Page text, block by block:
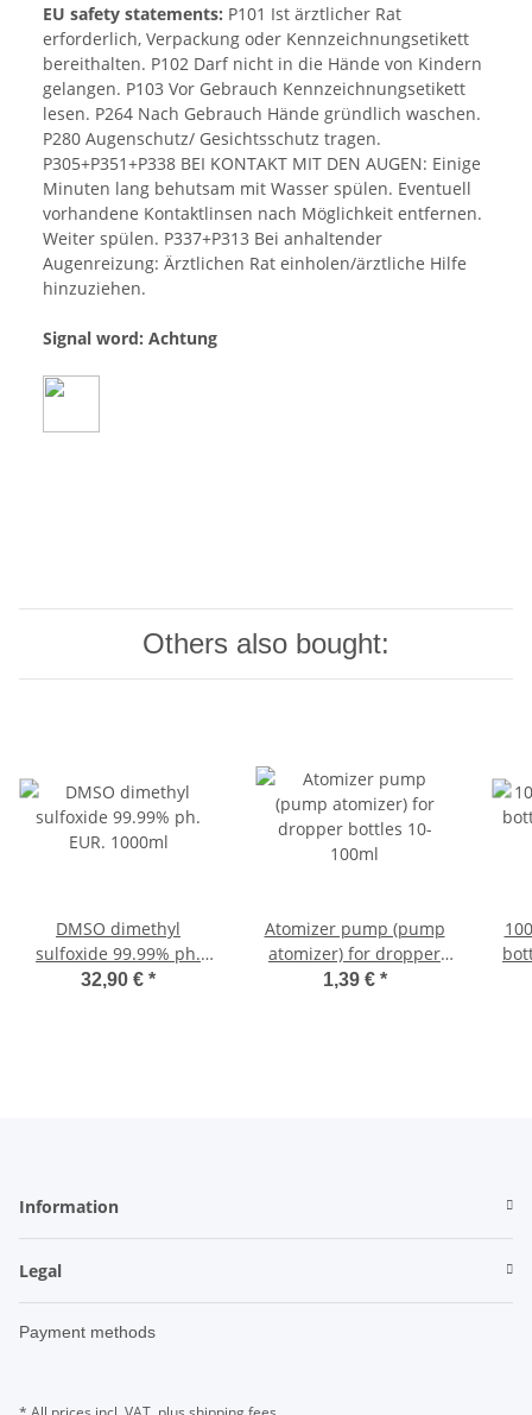
EU safety statements: P101 Ist ärztlicher Rat
erforderlich, Verpackung oder Kennzeichnungsetikett
bereithalten. P102 Darf nicht in die Hände von Kindern
gelangen. P103 Vor Gebrauch Kennzeichnungsetikett
lesen. P264 Nach Gebrauch Hände gründlich waschen.
P280 Augenschutz/ Gesichtsschutz tragen.
P305+P351+P338 BEI KONTAKT MIT DEN AUGEN: Einige
Minuten lang behutsam mit Wasser spülen. Eventuell
vorhandene Kontaktlinsen nach Möglichkeit entfernen.
Weiter spülen. P337+P313 Bei anhaltender
Augenreizung: Ärztlichen Rat einholen/ärztliche Hilfe
hinzuziehen.
Signal word: Achtung
Others also bought:
DMSO dimethyl
sulfoxide 99.99% ph.
EUR. 1000ml
32,90 € *
Atomizer pump (pump
atomizer) for dropper
bottles 10-100ml
1,39 € *
Information
Legal
Payment methods